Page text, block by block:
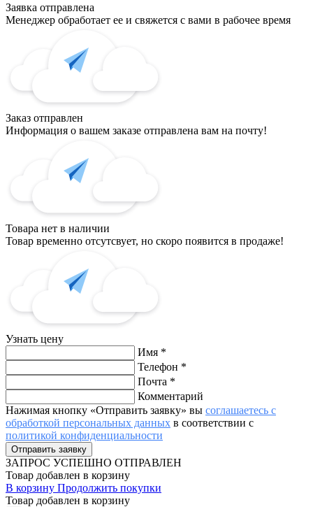
Заявка отправлена
Менеджер обработает ее и свяжется с вами в рабочее время
Заказ отправлен
Информация о вашем заказе отправлена вам на почту!
Товара нет в наличии
Товар временно отсутсвует, но скоро появится в продаже!
Узнать цену
Имя *
Телефон *
Почта *
Комментарий
Нажимая кнопку «Отправить заявку» вы соглашаетесь с
обработкой персональных данных в соответствии с
политикой конфиденциальности
ЗАПРОС УСПЕШНО ОТПРАВЛЕН
Товар добавлен в корзину
В корзину Продолжить покупки
Товар добавлен в корзину